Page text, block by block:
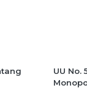
UU No.